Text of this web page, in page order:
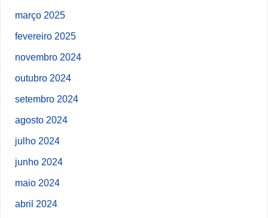
março 2025
fevereiro 2025
novembro 2024
outubro 2024
setembro 2024
agosto 2024
julho 2024
junho 2024
maio 2024
abril 2024